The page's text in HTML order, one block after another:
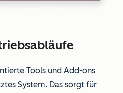
Tools und Add-ons
System. Das sorgt für